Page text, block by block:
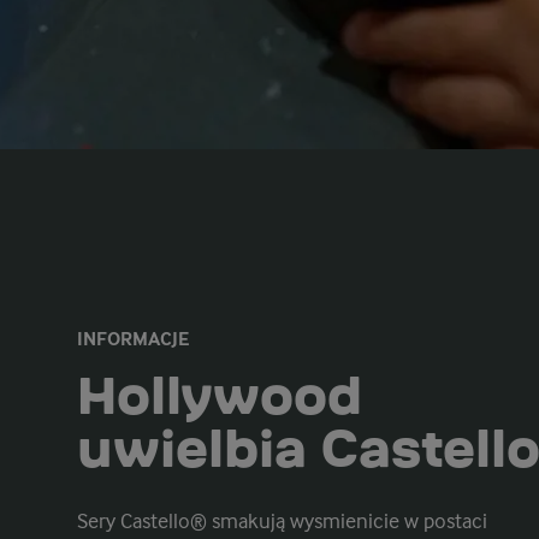
INFORMACJE
Hollywood
uwielbia Castello
Sery Castello® smakują wysmienicie w postaci